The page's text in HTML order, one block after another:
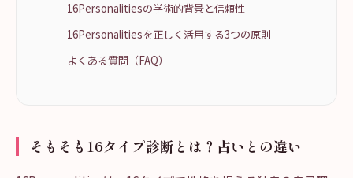
16Personalitiesの学術的背景と信頼性
16Personalitiesを正しく活用する3つの原則
よくある質問（FAQ）
そもそも16タイプ診断とは？占いとの違い